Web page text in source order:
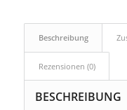
Beschreibung
Rezensionen (0)
BESCHREIBUNG